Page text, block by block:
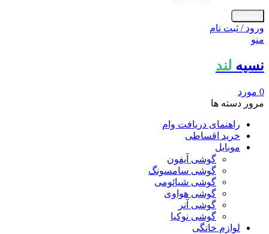
ورود / ثبت نام
منو
نسیه لند
0 مورد
مرور دسته ها
راهنمای دریافت وام
خرید اقساطی
موبایل
گوشی آیفون
گوشی سامسونگ
گوشی شیائومی
گوشی هواوی
گوشی آنر
گوشی نوکیا
لوازم خانگی